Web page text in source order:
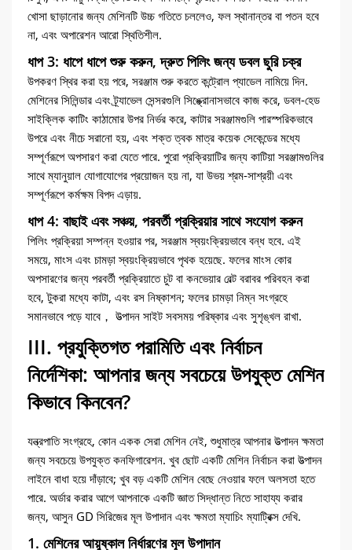
খোসা ছাড়ানোর জন্য মেশিনটি উচ্চ গতিতে চললেও, ফল স্থানান্তর বা পতন হবে
না, এবং অপারেশন আরো স্থিতিশীল.
ধাপ 3: ধাপে ধাপে শুরু করুন, দ্রুত পিলিং জন্য ডবল ছুরি চক্র
উপকরণ স্থির করা হয় পরে, সরঞ্জাম শুরু করতে কন্ট্রোল প্যাডেল নামিয়ে দিন.
মেশিনের সিলিন্ডার এবং ট্র্যাভেল সেন্সরগুলি সিঙ্ক্রোনাসভাবে কাজ করে, ডবল-হেড
সাইক্লিক কাটিং কাঠামোর উপর নির্ভর করে, কাটার সরঞ্জামগুলি পারস্পরিকভাবে
উপরে এবং নীচে সরানো হয়, এবং শক্ত ত্বক মাত্র কয়েক সেকেন্ডের মধ্যে
সম্পূর্ণরূপে অপসারণ করা যেতে পারে. পুরো প্রক্রিয়াটির জন্য কাটিয়া সরঞ্জামগুলির
সাথে ম্যানুয়াল যোগাযোগের প্রয়োজন হয় না, যা উভয় শ্রম-সাশ্রয়ী এবং
সম্পূর্ণরূপে কর্মক্ষম বিপদ এড়ায়.
ধাপ 4: বাছাই এবং সঞ্চয়, পরবর্তী প্রক্রিয়ার সাথে সংযোগ করুন
পিলিং প্রক্রিয়া সম্পন্ন হওয়ার পর, সরঞ্জাম স্বয়ংক্রিয়ভাবে বন্ধ হবে. এই
সময়ে, মাংস এবং চামড়া স্বয়ংক্রিয়ভাবে পৃথক হয়েছে. ফলের মাংস কোর
অপসারণের জন্য পরবর্তী প্রক্রিয়াতে চুট বা কনভেয়ার বেল্ট বরাবর পরিবহন করা
হবে, টুকরা মধ্যে কাটা, এবং রস নিষ্কাশন; ফলের চামড়া নিম্ন সংগ্রহে
সমানভাবে পড়ে যাবে， উত্পাদন সাইট সবসময় পরিষ্কার এবং সুশৃঙ্খল রাখা.
III. প্রযুক্তিগত পরামিতি এবং নির্বাচন
নির্দেশিকা: আপনার জন্য সবচেয়ে উপযুক্ত মেশিন
কিভাবে কিনবেন?
যন্ত্রপাতি সংগ্রহে, কোন একক সেরা মেশিন নেই, শুধুমাত্র আপনার উত্পাদন ক্ষমতা
জন্য সবচেয়ে উপযুক্ত কনফিগারেশন. খুব ছোট একটি মেশিন নির্বাচন করা উত্পাদন
লাইনে বাধা হয়ে দাঁড়াবে; খুব বড় একটি মেশিন বেছে নেওয়ার ফলে অলসতা হতে
পারে. অর্ডার করার আগে আপনাকে একটি জ্ঞাত সিদ্ধান্ত নিতে সাহায্য করার
জন্য, আসুন GD সিরিজের মূল উপাদান এবং ক্ষমতা ম্যাচিং ম্যাট্রিক্স দেখি.
1. মেশিনের আয়ুষ্কাল নির্ধারণের মূল উপাদান